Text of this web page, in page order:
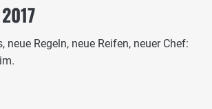
Regeln, neue Reifen, neuer Chef: